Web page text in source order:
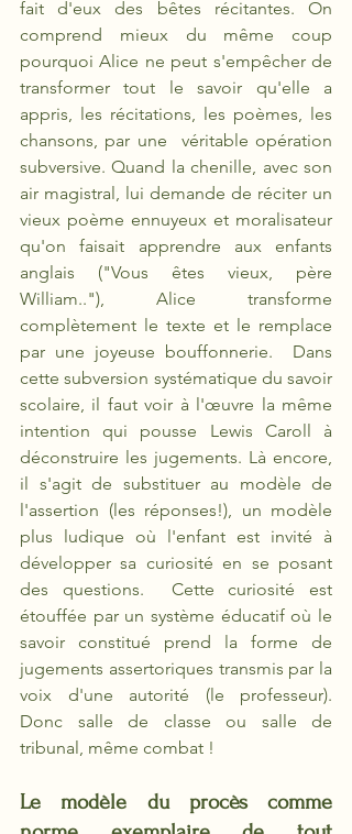
fait d'eux des bêtes récitantes. On
comprend mieux du même coup
pourquoi Alice ne peut s'empêcher de
transformer tout le savoir qu'elle a
appris, les récitations, les poèmes, les
chansons, par une  véritable opération
subversive. Quand la chenille, avec son
air magistral, lui demande de réciter un
vieux poème ennuyeux et moralisateur
qu'on faisait apprendre aux enfants
anglais ("Vous êtes vieux, père
William.."), Alice transforme
complètement le texte et le remplace
par une joyeuse bouffonnerie.  Dans
cette subversion systématique du savoir
scolaire, il faut voir à l'œuvre la même
intention qui pousse Lewis Caroll à
déconstruire les jugements. Là encore,
il s'agit de substituer au modèle de
l'assertion (les réponses!), un modèle
plus ludique où l'enfant est invité à
développer sa curiosité en se posant
des questions.  Cette curiosité est
étouffée par un système éducatif où le
savoir constitué prend la forme de
jugements assertoriques transmis par la
voix d'une autorité (le professeur).
Donc salle de classe ou salle de
tribunal, même combat !
Le modèle du procès comme